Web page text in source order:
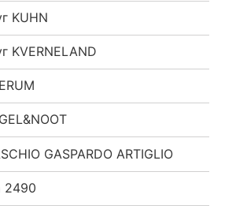
KUHN
KVERNELAND
GASPARDO ARTIGLIO
2490